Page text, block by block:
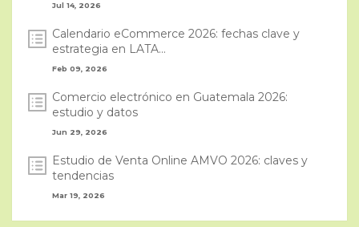
Jul 14, 2026
Calendario eCommerce 2026: fechas clave y
estrategia en LATA...
Feb 09, 2026
Comercio electrónico en Guatemala 2026:
estudio y datos
Jun 29, 2026
Estudio de Venta Online AMVO 2026: claves y
tendencias
Mar 19, 2026